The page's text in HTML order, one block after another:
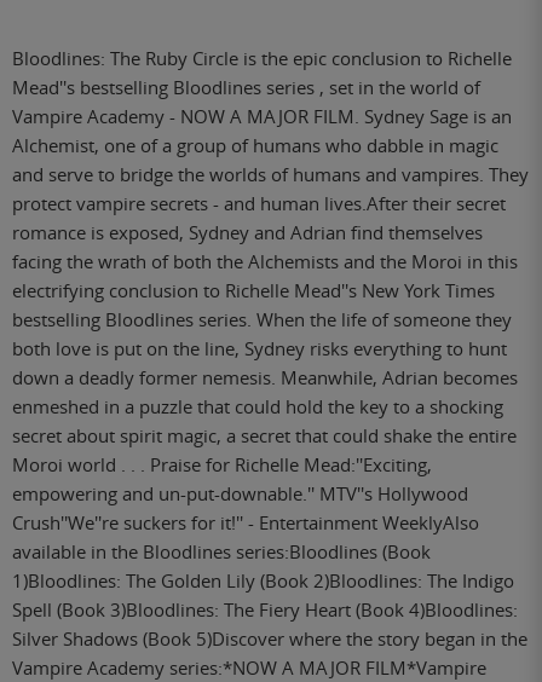
Bloodlines: The Ruby Circle is the epic conclusion to Richelle
Mead''s bestselling Bloodlines series , set in the world of
Vampire Academy - NOW A MAJOR FILM. Sydney Sage is an
Alchemist, one of a group of humans who dabble in magic
and serve to bridge the worlds of humans and vampires. They
protect vampire secrets - and human lives.After their secret
romance is exposed, Sydney and Adrian find themselves
facing the wrath of both the Alchemists and the Moroi in this
electrifying conclusion to Richelle Mead''s New York Times
bestselling Bloodlines series. When the life of someone they
both love is put on the line, Sydney risks everything to hunt
down a deadly former nemesis. Meanwhile, Adrian becomes
enmeshed in a puzzle that could hold the key to a shocking
secret about spirit magic, a secret that could shake the entire
Moroi world . . . Praise for Richelle Mead:''Exciting,
empowering and un-put-downable.'' MTV''s Hollywood
Crush''We''re suckers for it!'' - Entertainment WeeklyAlso
available in the Bloodlines series:Bloodlines (Book
1)Bloodlines: The Golden Lily (Book 2)Bloodlines: The Indigo
Spell (Book 3)Bloodlines: The Fiery Heart (Book 4)Bloodlines:
Silver Shadows (Book 5)Discover where the story began in the
Vampire Academy series:*NOW A MAJOR FILM*Vampire